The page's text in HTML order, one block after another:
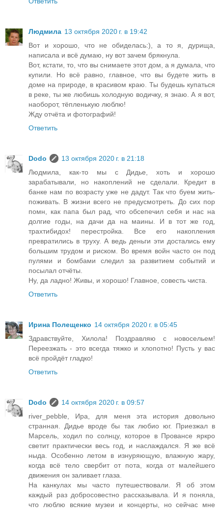
Людмила 13 октября 2020 г. в 19:42
Вот и хорошо, что не обиделась:), а то я, дурища,
написала и всё думаю, ну вот зачем брякнула.
Вот, кстати, то, что вы снимаете этот дом, а я думала, что
купили. Но всё равно, главное, что вы будете жить в
доме на природе, в красивом краю. Ты будешь купаться
в реке, ты же любишь холодную водичку, я знаю. А я вот,
наоборот, тёпленькую люблю!
Жду отчёта и фотографий!
Ответить
Dodo
13 октября 2020 г. в 21:18
Людмила, как-то мы с Дидье, хоть и хорошо
зарабатывали, но накоплений не сделали. Кредит в
банке нам по возрасту уже не дадут. Так что буем жить-
поживать. В жизни всего не предусмотреть. До сих пор
помн, как папа был рад, что обсепечил себя и нас на
долгие годы, на дачи да на маины. И в тот же год,
трахтибидох! перестройка. Все его накопления
превратились в труху. А ведь деньги эти достались ему
большим трудом и риском. Во время войн часто он под
пулями и бомбами следил за развитием событий и
посылал отчёты.
Ну, да ладно! Живы, и хорошо! Главное, совесть чиста.
Ответить
Ирина Полещенко 14 октября 2020 г. в 05:45
Здравствуйте, Хилола! Поздравляю с новосельем!
Переезжать - это всегда тяжко и хлопотно! Пусть у вас
всё пройдёт гладко!
Ответить
Dodo
14 октября 2020 г. в 09:57
river_pebble, Ира, для меня эта история довольно
странная. Дидье вроде бы так любио юг. Приезжал в
Марсель, ходил по солнцу, которое в Провансе яркро
светит практически весь год, и наслаждался. Я же всё
ныда. Особенно летом в изнуряющую, влажную жару,
когда всё тело свербит от пота, когда от малейшего
движения он заливает глаза.
На канкулах мы часто путешествовали. Я об этом
каждый раз добросовестно рассказывала. И я поняла,
что люблю всякие музеи и концерты, но сейчас мне